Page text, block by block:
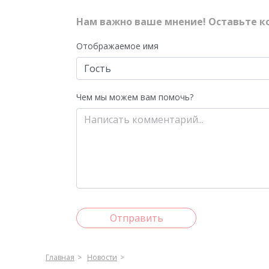
Нам важно ваше мнение! Оставьте
Отображаемое имя
Чем мы можем вам помочь?
Отправить
Главная
Новости